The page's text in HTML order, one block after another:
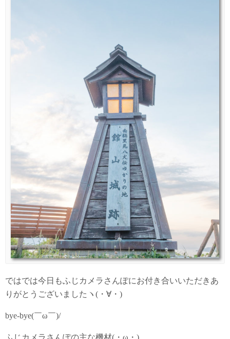
ではでは今日もふじカメラさんぽにお付き合いいただきあ
りがとうございましたヽ(・∀・)
bye-bye(￣ω￣)/